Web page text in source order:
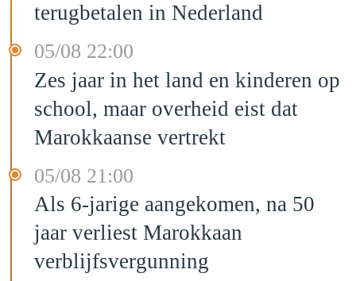
terugbetalen in Nederland
05/08 22:00
Zes jaar in het land en kinderen op
school, maar overheid eist dat
Marokkaanse vertrekt
05/08 21:00
Als 6-jarige aangekomen, na 50
jaar verliest Marokkaan
verblijfsvergunning